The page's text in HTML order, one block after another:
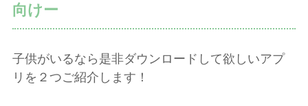
向けー
子供がいるなら是非ダウンロードして欲しいアプ
リを２つご紹介します！